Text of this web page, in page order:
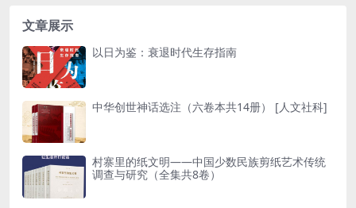
文章展示
以日为鉴：衰退时代生存指南
中华创世神话选注（六卷本共14册） [人文社科]
村寨里的纸文明——中国少数民族剪纸艺术传统
调查与研究（全集共8卷）